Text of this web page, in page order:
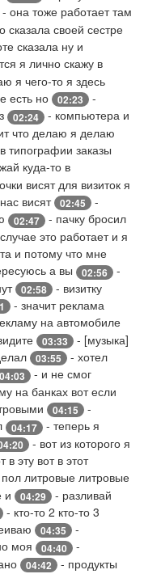
- она тоже работает там
сказала своей сестре
сказала ну и
я лично скажу в
я чего-то я здесь
есть но 02:23
-
02:24
- компьютера и
что делаю я делаю
типографии заказы
куда-то в
висят для визиток я
висят 02:45
-
02:47
- пачку бросил
это работает и я
и потому что мне
а вы 02:56
-
02:58
- визитку
- значит реклама
на автомобиле
03:33 - [музыка]
03:55
- хотел
04:03
- и не смог
на банках вот если
04:15
-
04:17
- теперь я
- вот из которого я
в эту вот в этот
литровые литровые
и 04:29
- разливай
- кто-то 2 кто-то 3
04:35
-
моя
04:40
-
04:42
- продукты